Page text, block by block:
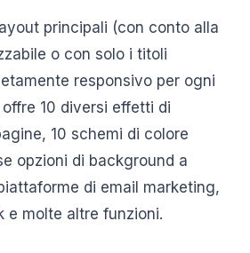
principali (con conto alla
o con solo i titoli
responsivo per ogni
10 diversi effetti di
10 schemi di colore
opzioni di background a
di email marketing,
e molte altre funzioni.